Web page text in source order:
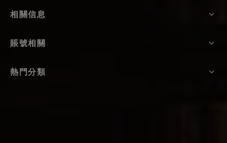
相關信息
賬號相關
熱門分類